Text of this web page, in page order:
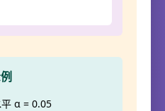
α = 0.05